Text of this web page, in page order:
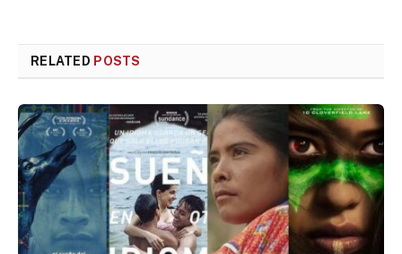
RELATED POSTS